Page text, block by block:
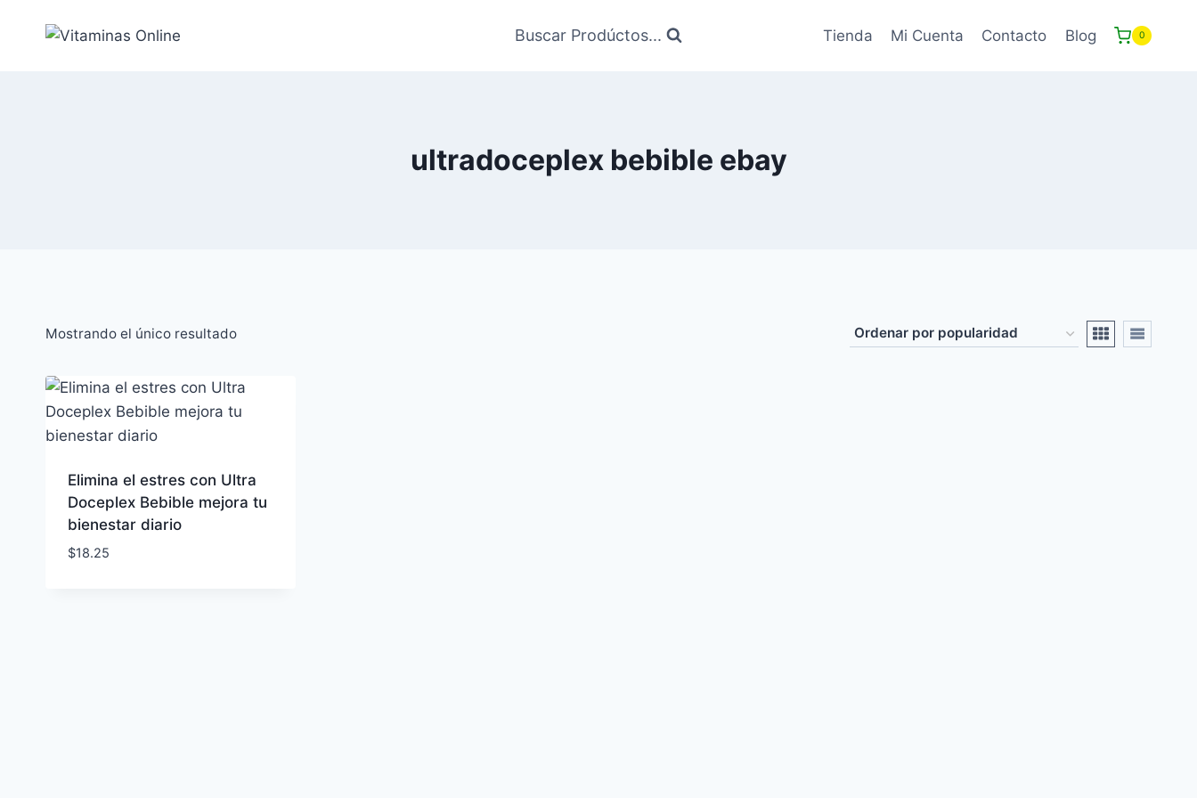
Buscar Prodúctos... Tienda Mi Cuenta Contacto Blog 0
ultradoceplex bebible ebay
Mostrando el único resultado
Elimina el estres con Ultra
Doceplex Bebible mejora tu
bienestar diario
$18.25